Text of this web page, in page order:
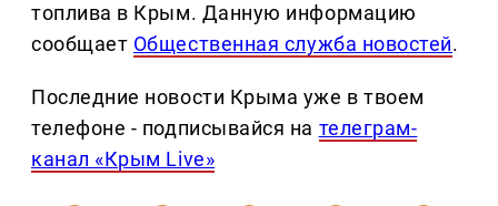
топлива в Крым. Данную информацию
сообщает Общественная служба новостей.
Последние новости Крыма уже в твоем
телефоне - подписывайся на телеграм-
канал «Крым Live»